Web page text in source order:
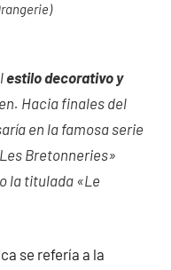
estilo decorativo y
Hacia finales del
en la famosa serie
Bretonneries»
la titulada «Le
se refería a la